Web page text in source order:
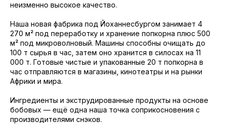
неизменно высокое качество.
Наша новая фабрика под Йоханнесбургом занимает 4
270 м² под переработку и хранение попкорна плюс 500
м² под микроволновый. Машины способны очищать до
100 т сырья в час, затем оно хранится в силосах на 11
000 т. Готовые чистые и упакованные 20 т попкорна в
час отправляются в магазины, кинотеатры и на рынки
Африки и мира.
Ингредиенты и экструдированные продукты на основе
бобовых — ещё одна наша точка соприкосновения с
производителями снэков.